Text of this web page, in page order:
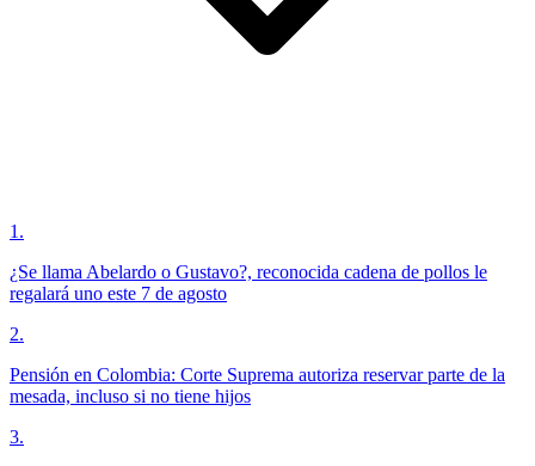
1 .
¿Se llama Abelardo o Gustavo?, reconocida cadena de pollos le
regalará uno este 7 de agosto
2.
Pensión en Colombia: Corte Suprema autoriza reservar parte de la
mesada, incluso si no tiene hijos
3.